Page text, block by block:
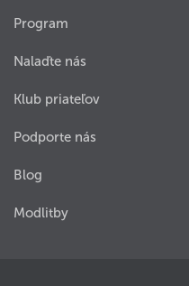
Program
Nalaďte nás
Klub priateľov
Podporte nás
Blog
Modlitby